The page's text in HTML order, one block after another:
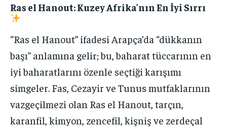
Ras el Hanout: Kuzey Afrika’nın En İyi Sırrı
“Ras el Hanout” ifadesi Arapça’da “dükkanın
başı” anlamına gelir; bu, baharat tüccarının en
iyi baharatlarını özenle seçtiği karışımı
simgeler. Fas, Cezayir ve Tunus mutfaklarının
vazgeçilmezi olan Ras el Hanout, tarçın,
karanfil, kimyon, zencefil, kişniş ve zerdeçal